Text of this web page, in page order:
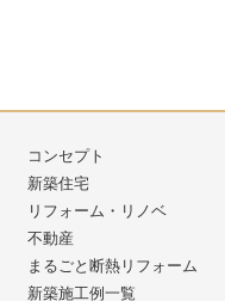
コンセプト
新築住宅
リフォーム・リノベ
不動産
まるごと断熱リフォーム
新築施工例一覧